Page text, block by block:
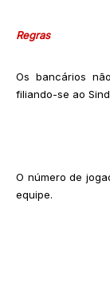
Regras
Os bancários
filiando-se ao
O número de
equipe.